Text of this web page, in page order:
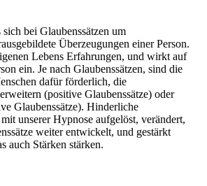
bei Glaubenssätzen um
Überzeugungen einer Person.
Lebens Erfahrungen, und wirkt auf
ein. Je nach Glaubenssätzen, sind die
dafür förderlich, die
(positive Glaubenssätze) oder
Glaubenssätze). Hinderliche
unserer Hypnose aufgelöst, verändert,
weiter entwickelt, und gestärkt
auch Stärken stärken.